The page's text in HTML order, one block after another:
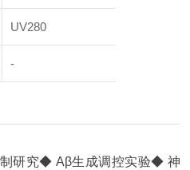
UV280
-
研究◆ Aβ生成调控实验◆ 神